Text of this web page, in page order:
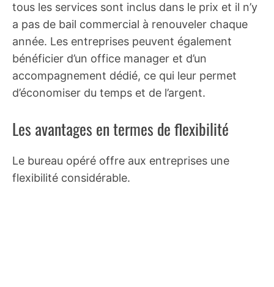
tous les services sont inclus dans le prix et il n’y
a pas de bail commercial à renouveler chaque
année. Les entreprises peuvent également
bénéficier d’un office manager et d’un
accompagnement dédié, ce qui leur permet
d’économiser du temps et de l’argent.
Les avantages en termes de flexibilité
Le bureau opéré offre aux entreprises une
flexibilité considérable.